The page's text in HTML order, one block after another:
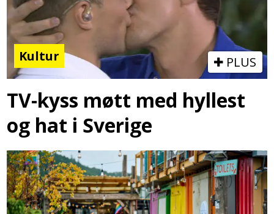
Kultur PLUS
TV-kyss møtt med hyllest
og hat i Sverige